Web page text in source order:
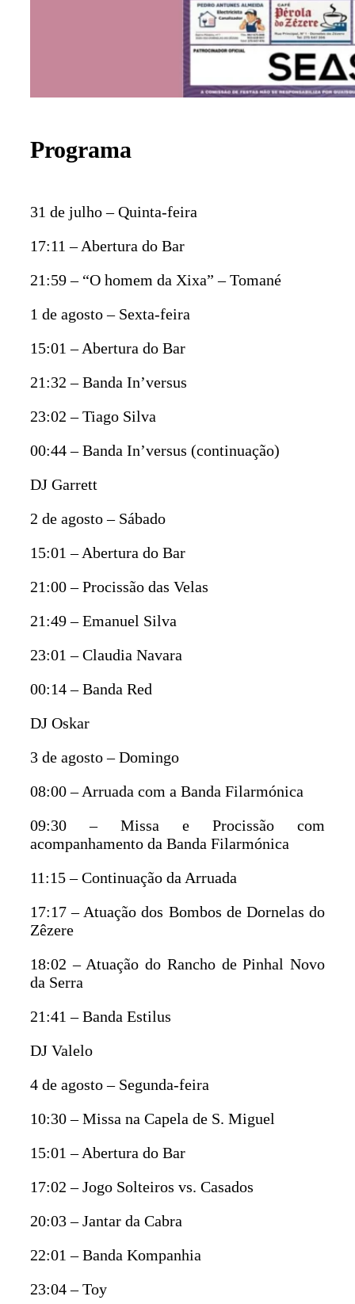
Programa
31 de julho – Quinta-feira
17:11 – Abertura do Bar
21:59 – “O homem da Xixa” – Tomané
1 de agosto – Sexta-feira
15:01 – Abertura do Bar
21:32 – Banda In’versus
23:02 – Tiago Silva
00:44 – Banda In’versus (continuação)
DJ Garrett
2 de agosto – Sábado
15:01 – Abertura do Bar
21:00 – Procissão das Velas
21:49 – Emanuel Silva
23:01 – Claudia Navara
00:14 – Banda Red
DJ Oskar
3 de agosto – Domingo
08:00 – Arruada com a Banda Filarmónica
09:30 – Missa e Procissão com
acompanhamento da Banda Filarmónica
11:15 – Continuação da Arruada
17:17 – Atuação dos Bombos de Dornelas do
Zêzere
18:02 – Atuação do Rancho de Pinhal Novo
da Serra
21:41 – Banda Estilus
DJ Valelo
4 de agosto – Segunda-feira
10:30 – Missa na Capela de S. Miguel
15:01 – Abertura do Bar
17:02 – Jogo Solteiros vs. Casados
20:03 – Jantar da Cabra
22:01 – Banda Kompanhia
23:04 – Toy